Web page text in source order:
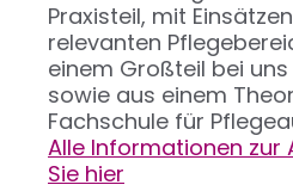
Praxisteil, mit
relevanten
einem Großteil bei
sowie aus einem
Fachschule für
Alle Informationen zur
Sie hier